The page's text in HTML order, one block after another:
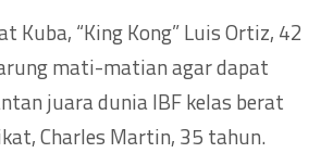
Kuba, “King Kong” Luis Ortiz, 42
mati-matian agar dapat
juara dunia IBF kelas berat
Charles Martin, 35 tahun.